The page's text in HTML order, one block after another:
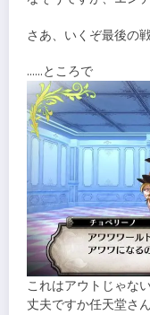
さあ、いくぞ最後の
……ところで
これはアウトじゃな
丈夫ですか任天堂さん